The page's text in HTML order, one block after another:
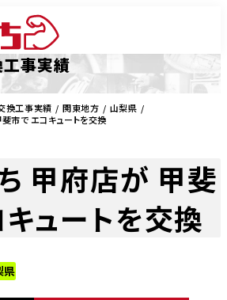
工事実績
換工事実績 関東地方
山梨県
市で エコキュートを交換
甲府店が 甲斐
ュートを交換
県